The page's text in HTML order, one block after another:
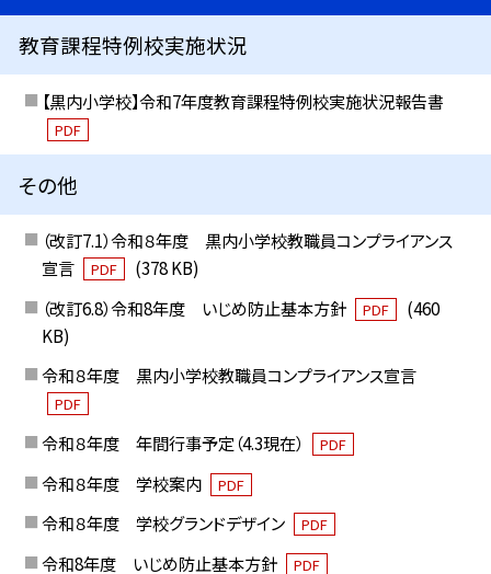
教育課程特例校実施状況
【黒内小学校】令和7年度教育課程特例校実施状況報告書
PDF
その他
（改訂7.1）令和８年度 黒内小学校教職員コンプライアンス
宣言
PDF
(378 KB)
（改訂6.8）令和8年度 いじめ防止基本方針
PDF
(460
KB)
令和８年度 黒内小学校教職員コンプライアンス宣言
PDF
令和８年度 年間行事予定（4.3現在） PDF
令和８年度 学校案内 PDF
令和８年度 学校グランドデザイン PDF
令和8年度 いじめ防止基本方針 PDF